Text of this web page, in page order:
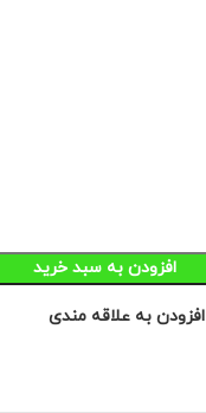
افزودن به سبد خرید
افزودن به علاقه مندی